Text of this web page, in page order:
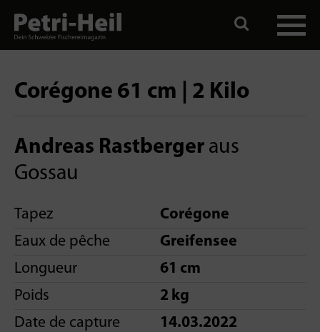
Corégone 61 cm | 2 Kilo
Andreas Rastberger aus
Gossau
Tapez
Corégone
Eaux de pêche
Greifensee
Longueur
61 cm
Poids
2 kg
Date de capture
14.03.2022